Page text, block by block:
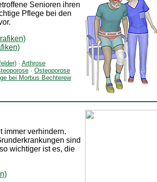
Senioren ihren
Pflege bei den
· Arthrose
· Osteoporose
bei Morbus Bechterew
immer verhindern.
sind
wichtiger ist es, die